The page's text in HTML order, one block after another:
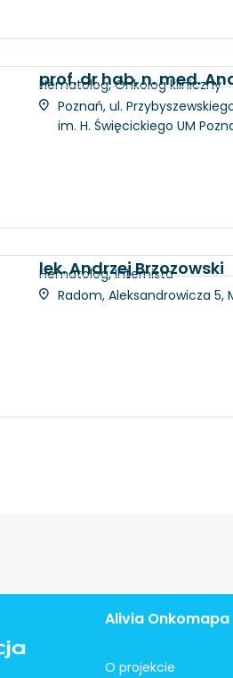
prof. dr hab. n. med.
Hematolog, Onkolog kliniczny
Poznań, ul.
im. H. Święcickiego UM
lek. Andrzej Brzozowski
Hematolog, Internista
Radom, Aleksandrowicza 5,
Alivia Onkomapa
O projekcie